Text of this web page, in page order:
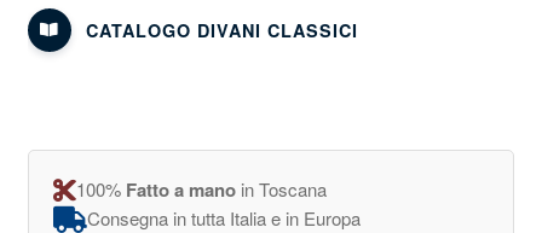
CATALOGO DIVANI CLASSICI
100% Fatto a manoin Toscana
Consegna in tutta Italia e in Europa